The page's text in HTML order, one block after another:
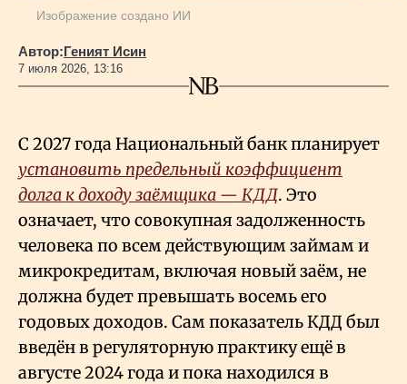
Люди
Life & Arts
Все новости
Изображение создано ИИ
Автор:Геният Исин
7 июля 2026, 13:16
С 2027 года Национальный банк планирует
установить предельный коэффициент
долга к доходу заёмщика — КДД. Это
означает, что совокупная задолженность
человека по всем действующим займам и
микрокредитам, включая новый заём, не
должна будет превышать восемь его
годовых доходов. Сам показатель КДД был
введён в регуляторную практику ещё в
августе 2024 года и пока находился в